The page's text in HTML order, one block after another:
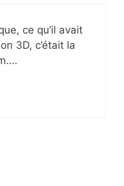
ce qu’il avait
3D, c’était la